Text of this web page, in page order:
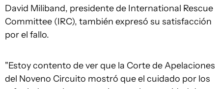
David Miliband, presidente de International Rescue
Committee (IRC), también expresó su satisfacción
por el fallo.
"Estoy contento de ver que la Corte de Apelaciones
del Noveno Circuito mostró que el cuidado por los